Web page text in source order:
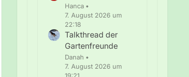
Hanca
7. August 2026 um
22:18
Talkthread der
Gartenfreunde
Danah
7. August 2026 um